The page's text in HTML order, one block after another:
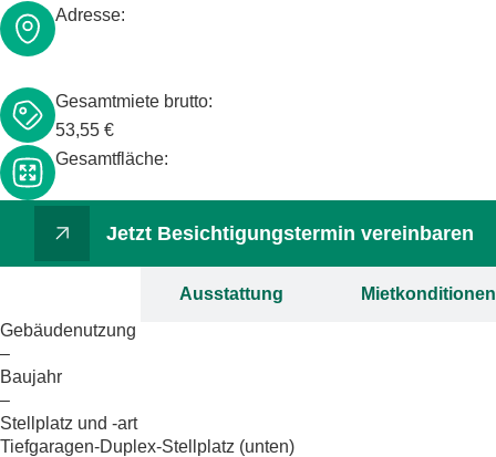
Adresse:
Gesamtmiete brutto:
53,55 €
Gesamtfläche:
Jetzt Besichtigungstermin vereinbaren
Ausstattung
Mietkonditionen
Gebäudenutzung
–
Baujahr
–
Stellplatz und -art
Tiefgaragen-Duplex-Stellplatz (unten)